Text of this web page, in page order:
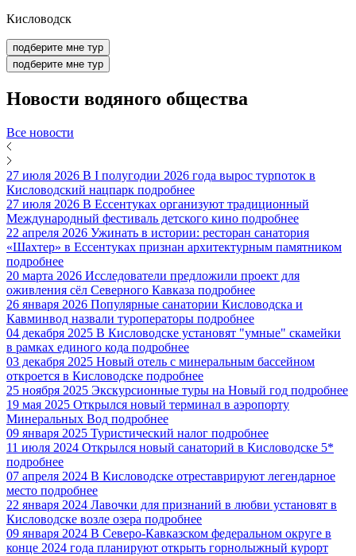
Кисловодск
подберите мне тур
подберите мне тур
Новости водяного общества
Все новости
27 июля 2026 В I полугодии 2026 года вырос турпоток в
Кисловодский нацпарк подробнее
27 июля 2026 В Ессентуках организуют традиционный
Международный фестиваль детского кино подробнее
22 апреля 2026 Ужинать в истории: ресторан санатория
«Шахтер» в Ессентуках признан архитектурным памятником
подробнее
20 марта 2026 Исследователи предложили проект для
оживления сёл Северного Кавказа подробнее
26 января 2026 Популярные санатории Кисловодска и
Кавминвод назвали туроператоры подробнее
04 декабря 2025 В Кисловодске установят "умные" скамейки
в рамках единого кода подробнее
03 декабря 2025 Новый отель с минеральным бассейном
откроется в Кисловодске подробнее
25 ноября 2025 Экскурсионные туры на Новый год подробнее
19 мая 2025 Открылся новый терминал в аэропорту
Минеральных Вод подробнее
09 января 2025 Туристический налог подробнее
11 июля 2024 Открылся новый санаторий в Кисловодске 5*
подробнее
07 апреля 2024 В Кисловодске отреставрируют легендарное
место подробнее
22 января 2024 Лавочки для признаний в любви установят в
Кисловодске возле озера подробнее
09 января 2024 В Северо-Кавказском федеральном округе в
конце 2024 года планируют открыть горнолыжный курорт